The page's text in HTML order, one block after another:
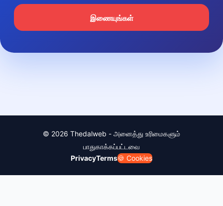
இணையுங்கள்
© 2026 Thedalweb - அனைத்து உரிமைகளும்
பாதுகாக்கப்பட்டவை
PrivacyTerms🍪 Cookies